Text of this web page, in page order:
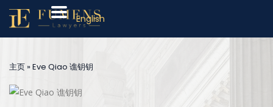
English
主页 »Eve Qiao 谯钥钥